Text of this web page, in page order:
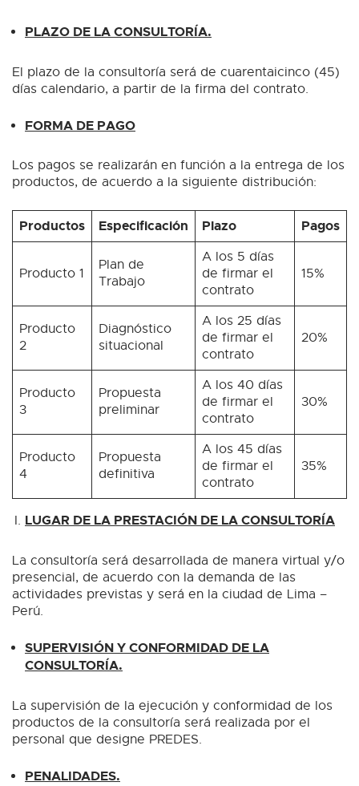
PLAZO DE LA CONSULTORÍA.
El plazo de la consultoría será de cuarentaicinco (45)
días calendario, a partir de la firma del contrato.
FORMA DE PAGO
Los pagos se realizarán en función a la entrega de los
productos, de acuerdo a la siguiente distribución:
Productos Especificación Plazo Pagos
Producto 1
Plan de
Trabajo
A los 5 días
de firmar el
contrato
15%
Producto
2
Diagnóstico
situacional
A los 25 días
de firmar el
contrato
20%
Producto
3
Propuesta
preliminar
A los 40 días
de firmar el
contrato
30%
Producto
4
Propuesta
definitiva
A los 45 días
de firmar el
contrato
35%
LUGAR DE LA PRESTACIÓN DE LA CONSULTORÍA
La consultoría será desarrollada de manera virtual y/o
presencial, de acuerdo con la demanda de las
actividades previstas y será en la ciudad de Lima –
Perú.
SUPERVISIÓN Y CONFORMIDAD DE LA
CONSULTORÍA.
La supervisión de la ejecución y conformidad de los
productos de la consultoría será realizada por el
personal que designe PREDES.
PENALIDADES.